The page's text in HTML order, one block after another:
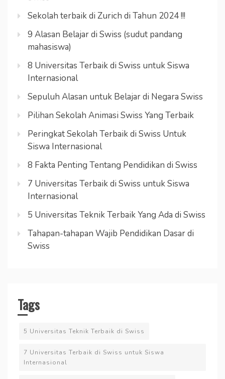
Sekolah terbaik di Zurich di Tahun 2024 !!!
9 Alasan Belajar di Swiss (sudut pandang
mahasiswa)
8 Universitas Terbaik di Swiss untuk Siswa
Internasional
Sepuluh Alasan untuk Belajar di Negara Swiss
Pilihan Sekolah Animasi Swiss Yang Terbaik
Peringkat Sekolah Terbaik di Swiss Untuk
Siswa Internasional
8 Fakta Penting Tentang Pendidikan di Swiss
7 Universitas Terbaik di Swiss untuk Siswa
Internasional
5 Universitas Teknik Terbaik Yang Ada di Swiss
Tahapan-tahapan Wajib Pendidikan Dasar di
Swiss
Tags
5 Universitas Teknik Terbaik di Swiss
7 Universitas Terbaik di Swiss untuk Siswa
Internasional